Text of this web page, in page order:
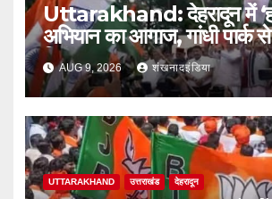
Uttarakhand: देहरादून में ‘हर
अभियान का आगाज, गांधी पार्क
तिरंगा यात्रा
AUG 9, 2026 शंखनादइंडिया
UTTARAKHAND उत्तराखंड देहरादून